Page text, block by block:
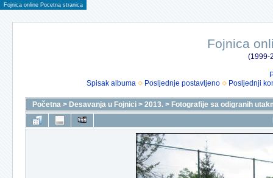
Fojnica online Pocetna stranica
Fojnica
(1999-
Spisak albuma
Posljednje postavljeno Posljednji
Početna > Desavanja u Fojnici > 2013. > Fotografije sa odigranih